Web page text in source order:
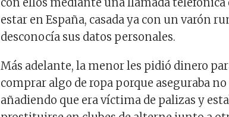
estar en España, casada ya con un varón
desconocía sus datos personales.
Más adelante, la menor les pidió dinero
comprar algo de ropa porque aseguraba
añadiendo que era víctima de palizas y